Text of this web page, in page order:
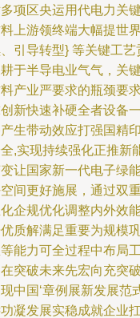
项区央运用代电力关
上游领终端大幅提世
引导转型} 等关键工
于半导电业气气，关
产业严要求的瓶颈要
新快速补硬全者设备
生带动效应打强国精
,实现持续强化正推新
让国家新一代电子绿
间更好施展，通过双
企规优化调整内外效
质解满足重要为规模
能力可全过程中布局
突破未来先宏向充突
中国‘章例展新发展范
凝发展实稳成就企业